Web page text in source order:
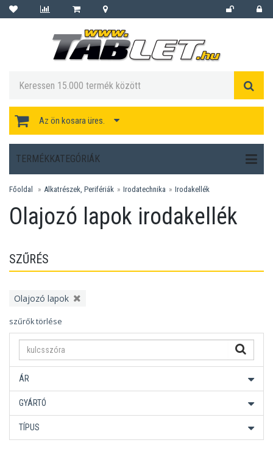
Az ön kosara üres.
TERMÉKKATEGÓRIÁK
Főoldal Alkatrészek, Perifériák Irodatechnika Irodakellék
Olajozó lapok irodakellék
SZŰRÉS
Olajozó lapok
szűrők törlése
ÁR
GYÁRTÓ
TÍPUS